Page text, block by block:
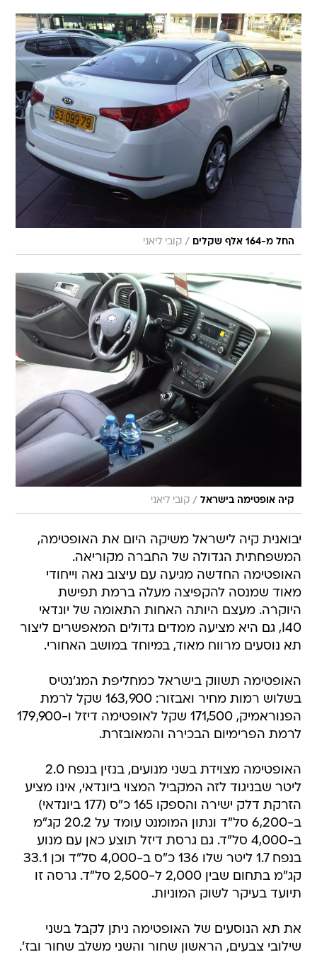
החל מ-164 אלף שקלים / קובי ליאני
קיה אופטימה בישראל / קובי ליאני
יבואנית קיה לישראל משיקה היום את האופטימה,
המשפחתית הגדולה של החברה מקוריאה.
האופטימה החדשה מגיעה עם עיצוב נאה וייחודי
מאוד שמנסה להקפיצה מעלה ברמת תפישת
היוקרה. מעצם היותה האחות התאומה של יונדאי
I40, גם היא מציעה ממדים גדולים המאפשרים ליצור
תא נוסעים מרווח מאוד, במיוחד במושב האחורי.
האופטימה תשווק בישראל כמחליפת המג'נטיס
בשלוש רמות מחיר ואבזור: 163,900 שקל לרמת
הפנוראמיק, 171,500 שקל לאופטימה דיזל ו-179,900
לרמת הפרימיום הבכירה והמאובזרת.
האופטימה מצוידת בשני מנועים, בנזין בנפח 2.0
ליטר שבניגוד לזה המקביל המצוי ביונדאי, אינו מציע
הזרקת דלק ישירה והספקו 165 כ"ס (177 ביונדאי)
ב-6,200 סל"ד ונתון המומנט עומד על 20.2 קג"מ
ב-4,000 סל"ד. גם גרסת דיזל תוצע כאן עם מנוע
בנפח 1.7 ליטר שלו 136 כ"ס ב-4,000 סל"ד וכן 33.1
קג"מ בתחום שבין 2,000 ל-2,500 סל"ד. גרסה זו
תיועד בעיקר לשוק המוניות.
את תא הנוסעים של האופטימה ניתן לקבל בשני
שילובי צבעים, הראשון שחור והשני משלב שחור ובז'.